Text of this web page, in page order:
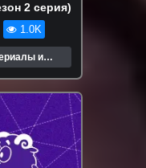
2 серия)
1.0K
и